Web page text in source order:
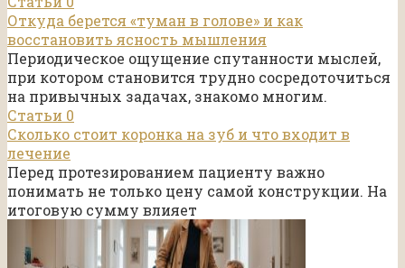
Откуда берется «туман в голове» и как
восстановить ясность мышления
Периодическое ощущение спутанности мыслей,
при котором становится трудно сосредоточиться
на привычных задачах, знакомо многим.
Статьи 0
Сколько стоит коронка на зуб и что входит в
лечение
Перед протезированием пациенту важно
понимать не только цену самой конструкции. На
итоговую сумму влияет